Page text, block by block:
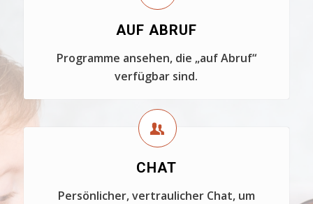
AUF ABRUF
Programme ansehen, die „auf Abruf“
verfügbar sind.
CHAT
Persönlicher, vertraulicher Chat, um